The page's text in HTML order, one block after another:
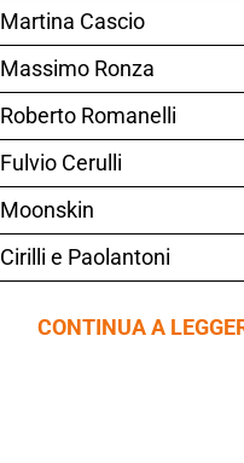
Martina Cascio
Massimo Ronza
Roberto Romanelli
Fulvio Cerulli
Moonskin
Cirilli e Paolantoni
CONTINUA A